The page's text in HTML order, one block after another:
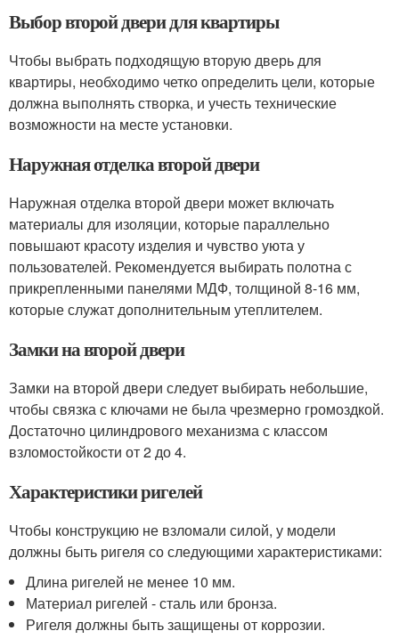
Выбор второй двери для квартиры
Чтобы выбрать подходящую вторую дверь для
квартиры, необходимо четко определить цели, которые
должна выполнять створка, и учесть технические
возможности на месте установки.
Наружная отделка второй двери
Наружная отделка второй двери может включать
материалы для изоляции, которые параллельно
повышают красоту изделия и чувство уюта у
пользователей. Рекомендуется выбирать полотна с
прикрепленными панелями МДФ, толщиной 8-16 мм,
которые служат дополнительным утеплителем.
Замки на второй двери
Замки на второй двери следует выбирать небольшие,
чтобы связка с ключами не была чрезмерно громоздкой.
Достаточно цилиндрового механизма с классом
взломостойкости от 2 до 4.
Характеристики ригелей
Чтобы конструкцию не взломали силой, у модели
должны быть ригеля со следующими характеристиками:
Длина ригелей не менее 10 мм.
Материал ригелей - сталь или бронза.
Ригеля должны быть защищены от коррозии.